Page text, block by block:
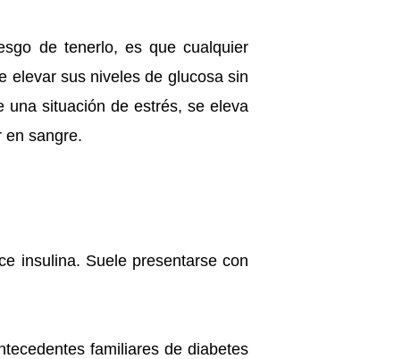
de tenerlo, es que cualquier
elevar sus niveles de glucosa sin
una situación de estrés, se eleva
en sangre.
insulina. Suele presentarse con
familiares de diabetes